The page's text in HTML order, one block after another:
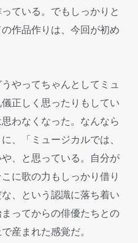
ている。でもしっかりと
作品作りは、今回が初め
やってちゃんとしてミュ
正しく思ったりもしてい
わなくなった。なんなら
、「ミュージカルでは、
、と思っている。自分が
に歌の力もしっかり借り
、という認識に落ち着い
ってからの俳優たちとの
産まれた感覚だ。